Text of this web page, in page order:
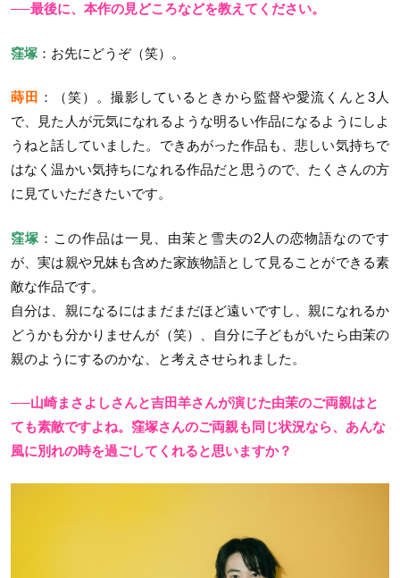
──最後に、本作の見どころなどを教えてください。
窪塚 ：お先にどうぞ（笑）。
蒔田 ：（笑）。撮影しているときから監督や愛流くんと3人
で、見た人が元気になれるような明るい作品になるようにしよ
うねと話していました。できあがった作品も、悲しい気持ちで
はなく温かい気持ちになれる作品だと思うので、たくさんの方
に見ていただきたいです。
窪塚 ：この作品は一見、由茉と雪夫の2人の恋物語なのです
が、実は親や兄妹も含めた家族物語として見ることができる素
敵な作品です。
自分は、親になるにはまだまだほど遠いですし、親になれるか
どうかも分かりませんが（笑）、自分に子どもがいたら由茉の
親のようにするのかな、と考えさせられました。
──山崎まさよしさんと吉田羊さんが演じた由茉のご両親はと
ても素敵ですよね。窪塚さんのご両親も同じ状況なら、あんな
風に別れの時を過ごしてくれると思いますか？